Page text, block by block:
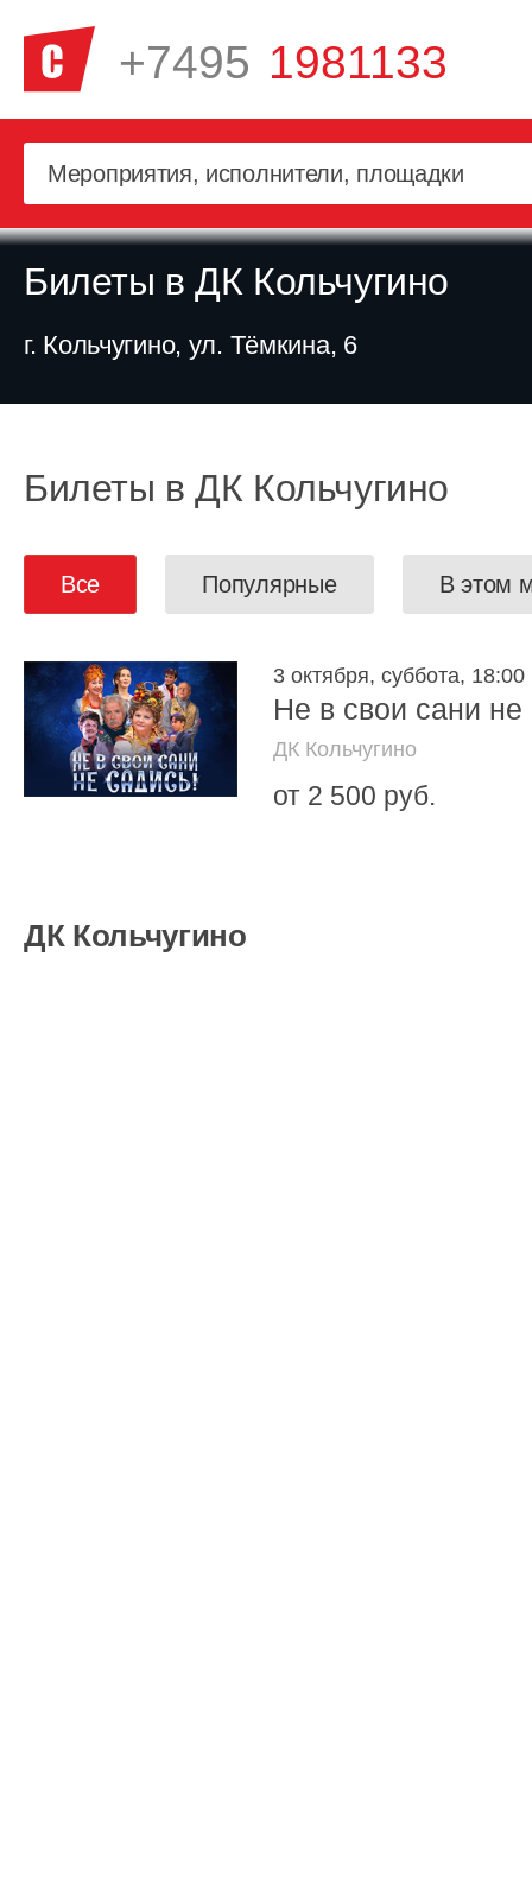
+7495 1981133
Билеты в ДК Кольчугино
г. Кольчугино, ул. Тёмкина, 6
Билеты в ДК Кольчугино
Все Популярные В этом
3 октября, суббота, 18:00
Не в свои сани не
ДК Кольчугино
от 2 500 руб.
ДК Кольчугино